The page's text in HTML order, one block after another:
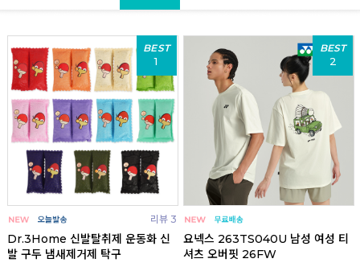
BEST
1
리뷰 3
Dr.3Home 신발탈취제 운동화 신
발 구두 냄새제거제 탁구
BEST
2
요넥스 263TS040U 남성 여성 티
셔츠 오버핏 26FW